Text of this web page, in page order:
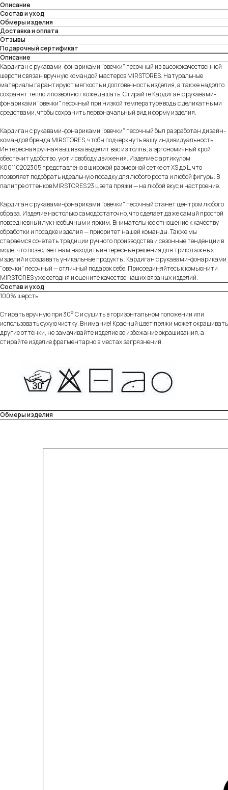
Описание
Состав и уход
Обмеры изделия
Доставка и оплата
Отзывы
Подарочный сертификат
Описание
Кардиган с рукавами-фонариками "овечки" песочный из высококачественной
шерсти связан вручную командой мастеров MIRSTORES. Натуральные
материалы гарантируют мягкость и долговечность изделия, а также надолго
сохранят тепло и позволяют коже дышать. Стирайте Кардиган с рукавами-
фонариками "овечки" песочный при низкой температуре воды с деликатными
средствами, чтобы сохранить первоначальный вид и форму изделия.
Кардиган с рукавами-фонариками "овечки" песочный был разработан дизайн-
командой бренда MIRSTORES, чтобы подчеркнуть вашу индивидуальность.
Интересная ручная вышивка выделит вас из толпы, а эргономичный крой
обеспечит удобство, уют и свободу движения. Изделие с артикулом
K00110202305 представлено в широкой размерной сетке от XS до L, что
позволяет подобрать идеальную посадку для любого роста и любой фигуры. В
палитре оттенков MIRSTORES 23 цвета пряжи — на любой вкус и настроение.
Кардиган с рукавами-фонариками "овечки" песочный станет центром любого
образа. Изделие настолько самодостаточно, что сделает даже самый простой
повседневный лук необычным и ярким. Внимательное отношение к качеству
обработки и посадке изделия — приоритет нашей команды. Также мы
стараемся сочетать традиции ручного производства и сезонные тенденции в
моде, что позволяет нам находить интересные решения для трикотажных
изделий и создавать уникальные продукты. Кардиган с рукавами-фонариками
"овечки" песочный — отличный подарок себе. Присоединяйтесь к комьюнити
MIRSTORES уже сегодня и оцените качество наших вязаных изделий.
Состав и уход
100% шерсть
Стирать вручную при 30° C и сушить в горизонтальном положении или
использовать сухую чистку. Внимание! Красный цвет пряжи может окрашивать
другие оттенки, не замачивайте изделие во избежание окрашивания, а
стирайте изделие фрагментарно в местах загрязнений.
Обмеры изделия